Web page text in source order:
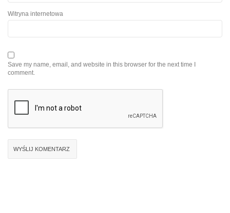
Witryna internetowa
Save my name, email, and website in this browser for the next time I
comment.